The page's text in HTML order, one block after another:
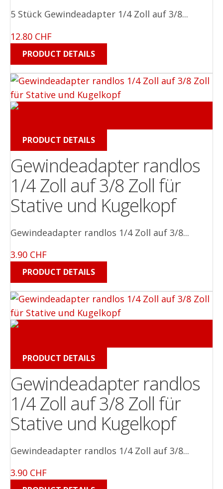
5 Stück Gewindeadapter 1/4 Zoll auf 3/8...
12.80 CHF
PRODUCT DETAILS
PRODUCT DETAILS
Gewindeadapter randlos
1/4 Zoll auf 3/8 Zoll für
Stative und Kugelkopf
Gewindeadapter randlos 1/4 Zoll auf 3/8...
3.90 CHF
PRODUCT DETAILS
PRODUCT DETAILS
Gewindeadapter randlos
1/4 Zoll auf 3/8 Zoll für
Stative und Kugelkopf
Gewindeadapter randlos 1/4 Zoll auf 3/8...
3.90 CHF